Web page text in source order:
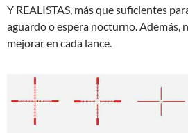
Y REALISTAS, más que suficientes
aguardo o espera nocturno. Además,
mejorar en cada lance.